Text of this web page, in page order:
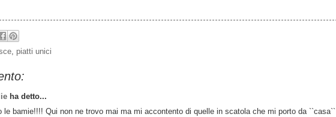
, piatti unici
ha detto...
le bamie!!!! Qui non ne trovo mai ma mi accontento di quelle in scatola che mi porto da ``casa``